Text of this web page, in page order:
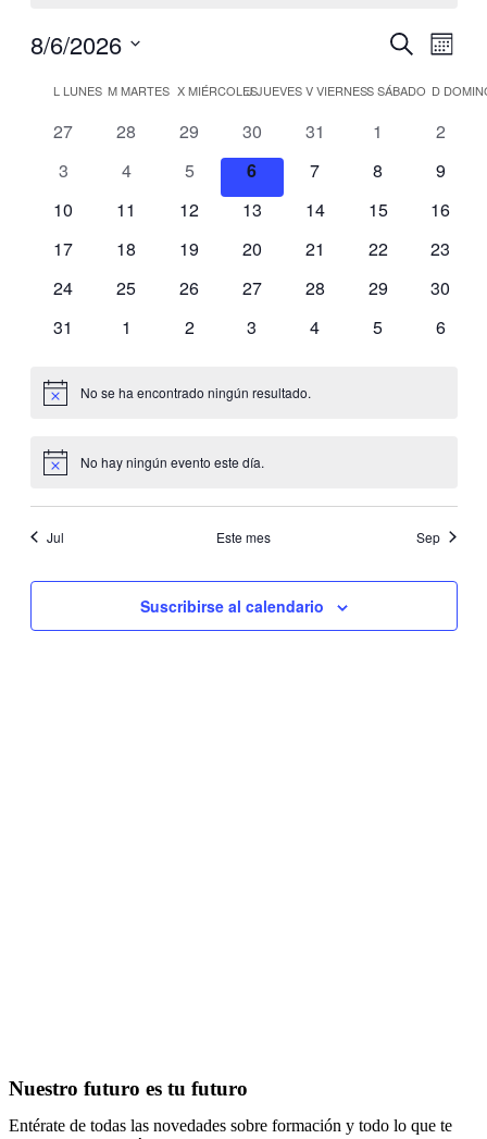
búsqueda
vistas
Eventos
Buscar
de
vistas
Mes
8/6/2026
Calendario
L LUNES MMARTES XMIÉRCOLES
JJUEVESVVIERNESSSÁBADO D
0
27
0
28
0
eventos
29
0
eventos
30
0
31
0
1
0
2
0
3
0
4
0
eventos
5
0
eventos
6
0
7
0
8
0
9
0
10
0
11
0
12
0
13
0
14
0
15
0
16
0
17
0
18
0
19
0
20
0
21
0
22
0
23
0
24
0
25
0
26
0
27
0
28
0
29
0
30
0
31
0
1
0
2
0
3
0
4
0
5
0
6
Aviso No se ha encontrado ningún resultado.
Aviso No hay ningún evento este día.
Jul Este mes Sep
Suscribirse al calendario
Nuestro futuro es tu futuro
Entérate de todas las novedades sobre formación y todo lo que te